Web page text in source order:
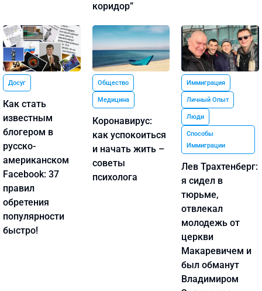
коридор”
Досуг
Как стать
известным
блогером в
русско-
американском
Facebook: 37
правил
обретения
популярности
быстро!
Общество
Медицина
Коронавирус:
как успокоиться
и начать жить –
советы
психолога
Иммиграция
Личный Опыт
Люди
Способы
Иммиграции
Лев Трахтенберг:
я сидел в
тюрьме,
отвлекал
молодежь от
церкви
Макаревичем и
был обманут
Владимиром